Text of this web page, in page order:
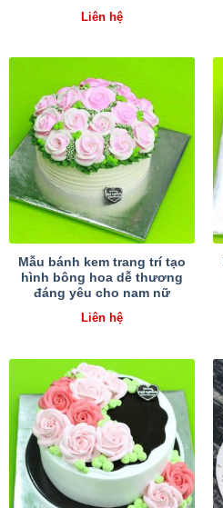
Liên hệ
Mẫu bánh kem trang trí tạo
hình bông hoa dễ thương
đáng yêu cho nam nữ
Liên hệ